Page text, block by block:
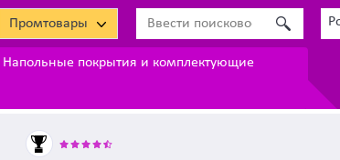
Промтовары
Напольные покрытия и комплектующие